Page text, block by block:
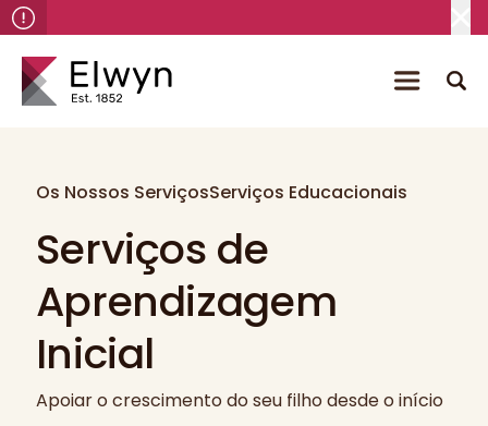
Os Nossos ServiçosServiços Educacionais
Serviços de
Aprendizagem
Inicial
Apoiar o crescimento do seu filho desde o início